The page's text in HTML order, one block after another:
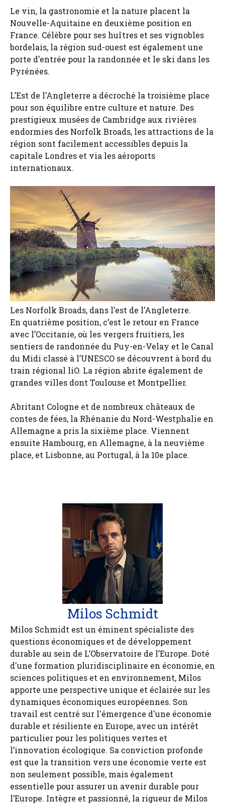
Le vin, la gastronomie et la nature placent la
Nouvelle-Aquitaine en deuxième position en
France. Célèbre pour ses huîtres et ses vignobles
bordelais, la région sud-ouest est également une
porte d’entrée pour la randonnée et le ski dans les
Pyrénées.
L’Est de l’Angleterre a décroché la troisième place
pour son équilibre entre culture et nature. Des
prestigieux musées de Cambridge aux rivières
endormies des Norfolk Broads, les attractions de la
région sont facilement accessibles depuis la
capitale Londres et via les aéroports
internationaux.
Les Norfolk Broads, dans l’est de l’Angleterre.
En quatrième position, c’est le retour en France
avec l’Occitanie, où les vergers fruitiers, les
sentiers de randonnée du Puy-en-Velay et le Canal
du Midi classé à l’UNESCO se découvrent à bord du
train régional liO. La région abrite également de
grandes villes dont Toulouse et Montpellier.
Abritant Cologne et de nombreux châteaux de
contes de fées, la Rhénanie du Nord-Westphalie en
Allemagne a pris la sixième place. Viennent
ensuite Hambourg, en Allemagne, à la neuvième
place, et Lisbonne, au Portugal, à la 10e place.
Milos Schmidt
Milos Schmidt est un éminent spécialiste des
questions économiques et de développement
durable au sein de L’Observatoire de l’Europe. Doté
d'une formation pluridisciplinaire en économie, en
sciences politiques et en environnement, Milos
apporte une perspective unique et éclairée sur les
dynamiques économiques européennes. Son
travail est centré sur l'émergence d'une économie
durable et résiliente en Europe, avec un intérêt
particulier pour les politiques vertes et
l’innovation écologique. Sa conviction profonde
est que la transition vers une économie verte est
non seulement possible, mais également
essentielle pour assurer un avenir durable pour
l’Europe. Intègre et passionné, la rigueur de Milos